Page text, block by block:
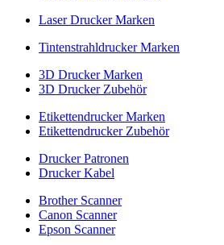
Laser Drucker Marken
Tintenstrahldrucker Marken
3D Drucker Marken
3D Drucker Zubehör
Etikettendrucker Marken
Etikettendrucker Zubehör
Drucker Patronen
Drucker Kabel
Brother Scanner
Canon Scanner
Epson Scanner